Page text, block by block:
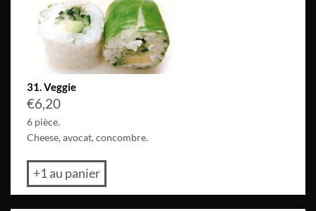
31. Veggie
€6,20
6 pièce.
Cheese, avocat, concombre.
+1 au panier